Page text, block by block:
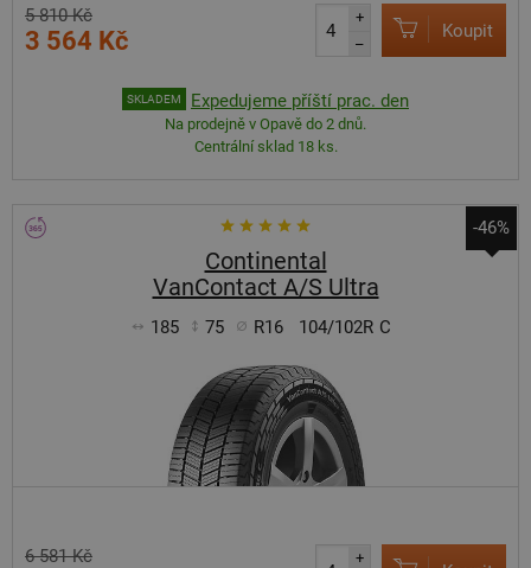
5 810 Kč
3 564 Kč
+
–
Koupit
SKLADEM Expedujeme příští prac. den
Na prodejně v Opavě do 2 dnů.
Centrální sklad 18 ks.
-46%
Continental
VanContact A/S Ultra
185 75 R16 104/102R C
6 581 Kč
+